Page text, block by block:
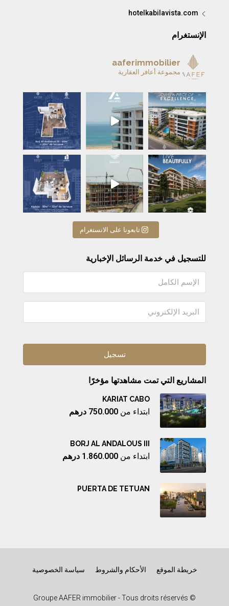
hotelkabilavista.com
الإنستغرام
aaferimmobilier
مجموعة أعافر العقارية
تابعونا على الانستغرام
للتسجيل في خدمة الرسائل الإخبارية
المشاريع التي تمت مشاهدتها مؤخرًا
KARIAT CABO
ابتداء من 750.000 درهم
BORJ AL ANDALOUS III
ابتداء من 1.860.000 درهم
PUERTA DE TETUAN
خريطة الموقع الأحكام والشروط سياسة الخصوصية
© Groupe AAFER immobilier - Tous droits réservés